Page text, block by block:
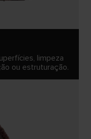
limpeza
ou estruturação.